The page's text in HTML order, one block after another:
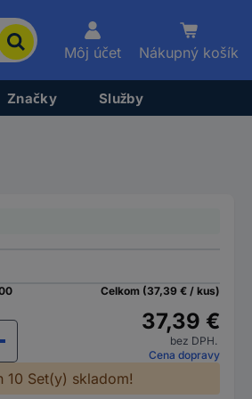
Môj účet Nákupný košík
Značky Služby
Celkom (37,39 € / kus)
37,39 €
bez DPH.
Cena dopravy
10 Set(y) skladom!